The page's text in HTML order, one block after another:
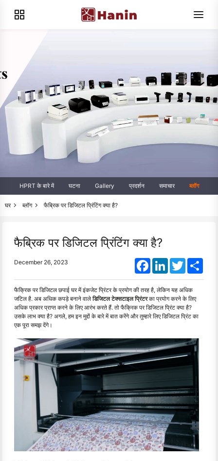
HPRT के बारे में घटना Gallery प्रदर्शन समाचार ब्लॉग
घर ब्लॉग फैब्रिक पर डिजिटल प्रिंटिंग क्या है?
फैब्रिक पर डिजिटल प्रिंटिंग क्या है?
December 26, 2023 FacebookLinkedInTwitter
फैक्रिक पर डिजिटल छपाई घर में इंकजेट प्रिंटर के प्रयोग की तरह है, लेकिन यह अधिक
जटिल है. अब अधिक कपड़े बनाने वाले डिजिटल टेक्सटाइल प्रिंटरका प्रयोग करने के लिए
अधिक प्रकार प्राप्त करने के लिए आरंभ करते हैं. तो फैक्रिक पर डिजिटल प्रिंट क्या है?
उसके लाभ क्या है? अगले, हम इन मुद्दों के बारे में बात करेंगे और तुम्हारे लिए डिजिटल प्रिंट का
एक पूरा समझ देंगे।